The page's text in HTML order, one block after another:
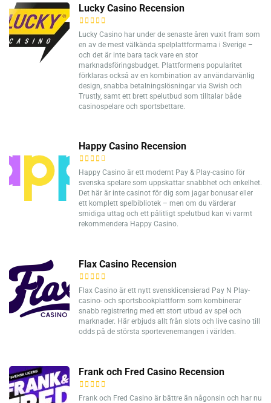
Lucky Casino Recension
Lucky Casino har under de senaste åren vuxit fram som
en av de mest välkända spelplattformarna i Sverige –
och det är inte bara tack vare en stor
marknadsföringsbudget. Plattformens popularitet
förklaras också av en kombination av användarvänlig
design, snabba betalningslösningar via Swish och
Trustly, samt ett brett spelutbud som tilltalar både
casinospelare och sportsbettare.
Happy Casino Recension
Happy Casino är ett modernt Pay & Play-casino för
svenska spelare som uppskattar snabbhet och enkelhet.
Det här är inte casinot för dig som jagar bonusar eller
ett komplett spelbibliotek – men om du värderar
smidiga uttag och ett pålitligt spelutbud kan vi varmt
rekommendera Happy Casino.
Flax Casino Recension
Flax Casino är ett nytt svensklicensierad Pay N Play-
casino- och sportsbookplattform som kombinerar
snabb registrering med ett stort utbud av spel och
marknader. Här erbjuds allt från slots och live casino till
odds på de största sportevenemangen i världen.
Frank och Fred Casino Recension
Frank och Fred Casino är bättre än någonsin och har nu